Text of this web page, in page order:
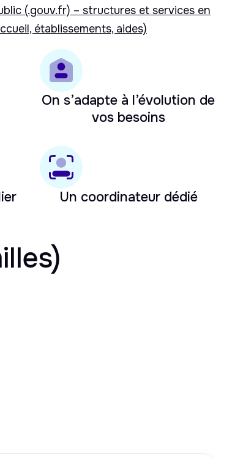
(.gouv.fr) – structures et services en
établissements, aides)
On s’adapte à l’évolution de
vos besoins
Un coordinateur dédié